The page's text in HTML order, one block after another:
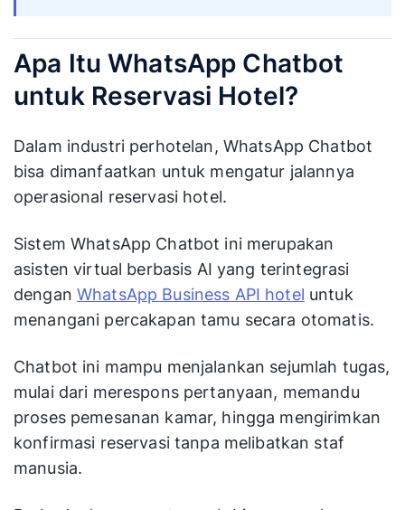
Apa Itu WhatsApp Chatbot
untuk Reservasi Hotel?
Dalam industri perhotelan, WhatsApp Chatbot
bisa dimanfaatkan untuk mengatur jalannya
operasional reservasi hotel.
Sistem WhatsApp Chatbot ini merupakan
asisten virtual berbasis AI yang terintegrasi
denganWhatsApp Business API hotel untuk
menangani percakapan tamu secara otomatis.
Chatbot ini mampu menjalankan sejumlah tugas,
mulai dari merespons pertanyaan, memandu
proses pemesanan kamar, hingga mengirimkan
konfirmasi reservasi tanpa melibatkan staf
manusia.